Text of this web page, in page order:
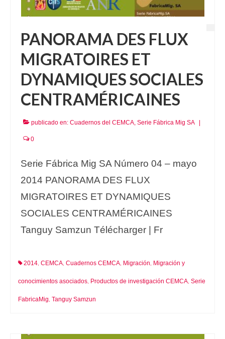
PANORAMA DES FLUX
MIGRATOIRES ET
DYNAMIQUES SOCIALES
CENTRAMÉRICAINES
publicado en: Cuadernos del CEMCA, Serie Fábrica Mig SA
0
Serie Fábrica Mig SA Número 04 – mayo
2014 PANORAMA DES FLUX
MIGRATOIRES ET DYNAMIQUES
SOCIALES CENTRAMÉRICAINES
Tanguy Samzun Télécharger | Fr
2014, CEMCA, Cuadernos CEMCA, Migración, Migración y
conocimientos asociados, Productos de investigación CEMCA, Serie
FabricaMig, Tanguy Samzun